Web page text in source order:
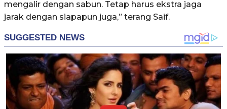
mengalir dengan sabun. Tetap harus ekstra jaga
jarak dengan siapapun juga,” terang Saif.